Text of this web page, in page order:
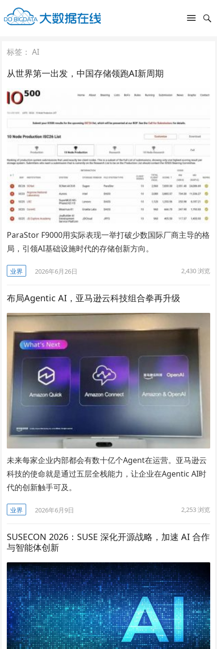
标签：AI
从世界第一出发，中国存储领跑AI新周期
ParaStor F9000用实际表现一举打破少数国际厂商主导的格
局，引领AI基础设施时代的存储创新方向。
业界 2026年6月26日 2,430浏览
布局Agentic AI，亚马逊云科技组合拳再升级
未来每家企业内部都会有数十亿个Agent在运营。亚马逊云
科技的使命就是通过五层全栈能力，让企业在Agentic AI时
代的创新触手可及。
业界 2026年6月9日 2,253浏览
SUSECON 2026：SUSE 深化开源战略，加速 AI 合作
与智能体创新